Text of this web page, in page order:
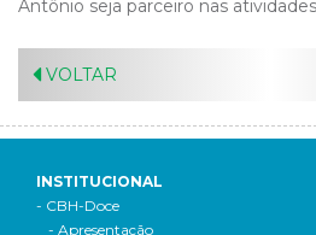
Antônio seja parceiro nas
VOLTAR
INSTITUCIONAL
- CBH-Doce
- Apresentação